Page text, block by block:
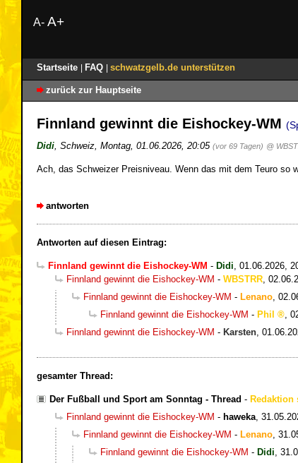
A- A+
Startseite FAQ schwatzgelb.de unterstützen
zurück zur Hauptseite
Finnland gewinnt die Eishockey-WM
Didi Schweiz Montag, 01.06.2026, 20:05 (vor 69 Tagen) @
Ach, das Schweizer Preisniveau. Wenn das mit dem Teuro so
antworten
Antworten auf diesen Eintrag:
Finnland gewinnt die Eishockey-WM - Didi 01.06.2026,
Finnland gewinnt die Eishockey-WM - WBSTRR
Finnland gewinnt die Eishockey-WM - Lenano
Finnland gewinnt die Eishockey-WM - Phil
Finnland gewinnt die Eishockey-WM - Karsten
gesamter Thread:
Der Fußball und Sport am Sonntag - Thread - Redaktion
Finnland gewinnt die Eishockey-WM - haweka
Finnland gewinnt die Eishockey-WM - Lenano
Finnland gewinnt die Eishockey-WM - Didi